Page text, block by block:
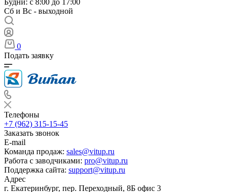
Будни: с 8:00 до 17:00
Сб и Вс - выходной
0
Подать заявку
Телефоны
+7 (962) 315-15-45
Заказать звонок
E-mail
Команда продаж: sales@vitup.ru
Работа с заводчиками: pro@vitup.ru
Поддержка сайта: support@vitup.ru
Адрес
г. Екатеринбург, пер. Переходный, 8Б офис 3